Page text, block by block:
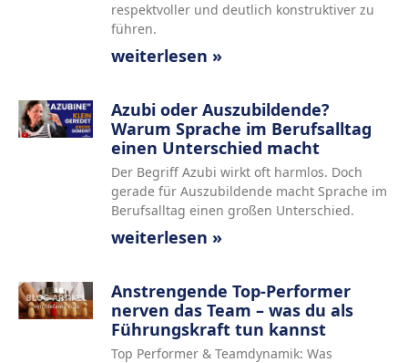
respektvoller und deutlich konstruktiver zu
führen.
weiterlesen »
Azubi oder Auszubildende?
Warum Sprache im Berufsalltag
einen Unterschied macht
Der Begriff Azubi wirkt oft harmlos. Doch
gerade für Auszubildende macht Sprache im
Berufsalltag einen großen Unterschied.
weiterlesen »
Anstrengende Top-Performer
nerven das Team – was du als
Führungskraft tun kannst
Top Performer & Teamdynamik: Was